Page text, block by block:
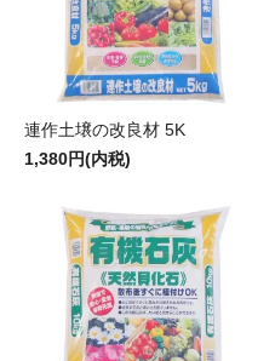
連作土壌の改良材 5K
1,380円(内税)